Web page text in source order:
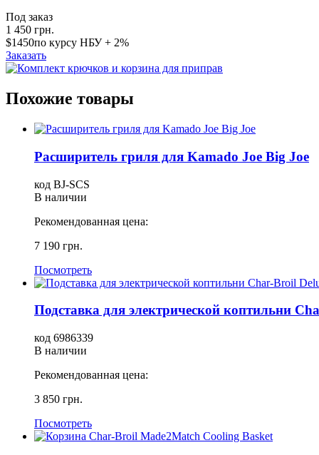
Под заказ
1 450 грн.
$1450по курсу НБУ + 2%
Заказать
Похожие товары
Расширитель гриля для Kamado Joe Big Joe
код BJ-SCS
В наличии
Рекомендованная цена:
7 190 грн.
Посмотреть
Подставка для электрической коптильни
код 6986339
В наличии
Рекомендованная цена:
3 850 грн.
Посмотреть